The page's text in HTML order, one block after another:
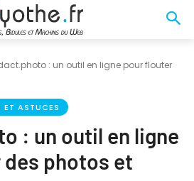
: un outil en ligne pour flouter
ET ASTUCES
: un outil en ligne
photos et